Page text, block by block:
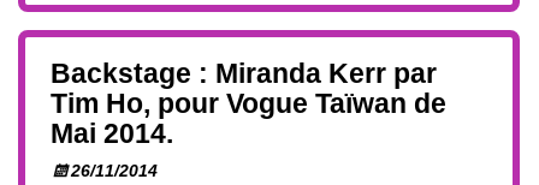
Backstage : Miranda Kerr par
Tim Ho, pour Vogue Taïwan de
Mai 2014.
26/11/2014